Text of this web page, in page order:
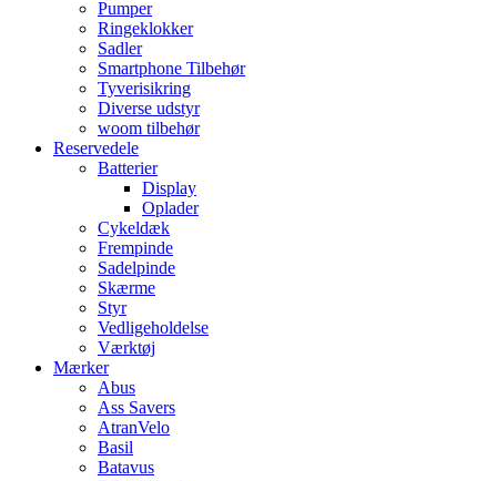
Pumper
Ringeklokker
Sadler
Smartphone Tilbehør
Tyverisikring
Diverse udstyr
woom tilbehør
Reservedele
Batterier
Display
Oplader
Cykeldæk
Frempinde
Sadelpinde
Skærme
Styr
Vedligeholdelse
Værktøj
Mærker
Abus
Ass Savers
AtranVelo
Basil
Batavus